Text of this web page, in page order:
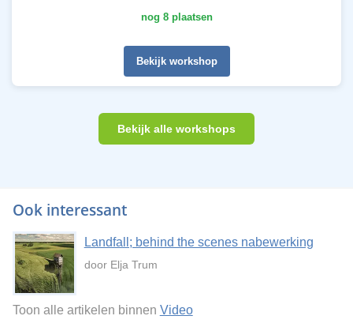
nog 8 plaatsen
Bekijk workshop
Bekijk alle workshops
Ook interessant
Landfall; behind the scenes nabewerking
door Elja Trum
Toon alle artikelen binnen Video